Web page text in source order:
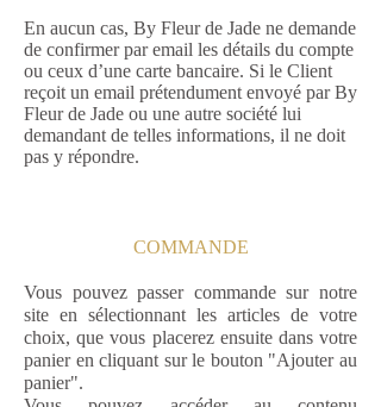
En aucun cas, By Fleur de Jade ne demande
de confirmer par email les détails du compte
ou ceux d’une carte bancaire. Si le Client
reçoit un email prétendument envoyé par By
Fleur de Jade ou une autre société lui
demandant de telles informations, il ne doit
pas y répondre.
COMMANDE
Vous pouvez passer commande sur notre
site en sélectionnant les articles de votre
choix, que vous placerez ensuite dans votre
panier en cliquant sur le bouton "Ajouter au
panier".